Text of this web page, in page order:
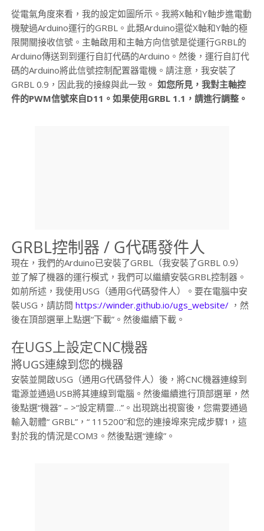
從電氣角度來看，我的設定如圖所示。我將X軸和Y軸步進電動
機駛過Arduino運行的GRBL。此類Arduino還從X軸和Y軸的極
限開關接收信號。主軸啟用和主軸方向信號是從運行GRBL的
Arduino傳送到到運行自訂代碼的Arduino。然後，運行自訂代
碼的Arduino將此信號控制配置器電機。請注意，我安裝了
GRBL 0.9，因此我的接線與此一致。如您所見，我對主軸控
件的PWM信號來自D11。如果使用GRBL 1.1，請進行調整。
GRBL控制器 / G代碼發件人
現在，我們的Arduino已安裝了GRBL（我安裝了GRBL 0.9）
並了解了機器的運行模式，我們可以繼續安裝GRBL控制器。
如前所述，我使用USG（通用G代碼發件人）。要在電腦中安
裝USG，請訪問https://winder.github.io/ugs_website/ ，然
後在頂部選單上點選“下載”。然後繼續下載。
在UGS上設定CNC機器
將UGS連線到您的機器
安裝並開啟USG（通用G代碼發件人）後，將CNC機器連線到
電源並通過USB將其連線到電腦。然後繼續進行頂部選單，然
後點選“機器” – >“設定精靈…”。出現跳出視窗後，您需要通過
輸入韌體“ GRBL”，“ 115200”和您的連接埠來完成步驟1，這
對於我的情況是COM3。然後點選“連線”。